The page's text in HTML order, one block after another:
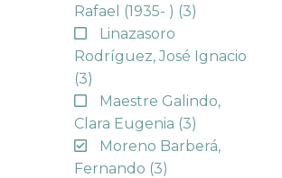
Rafael (1935- ) (3)
Linazasoro
Rodríguez, José Ignacio
(3)
Maestre Galindo,
Clara Eugenia (3)
Moreno Barberá,
Fernando (3)